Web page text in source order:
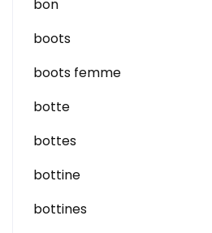
bon
boots
boots femme
botte
bottes
bottine
bottines